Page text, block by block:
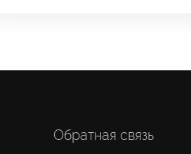
Обратная связь